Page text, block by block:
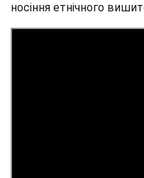
носіння етнічного